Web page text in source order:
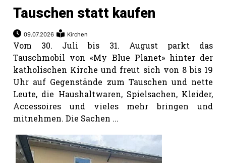
Tauschen statt kaufen
09.07.2026 Kirchen
Vom 30. Juli bis 31. August parkt das
Tauschmobil von «My Blue Planet» hinter der
katholischen Kirche und freut sich von 8 bis 19
Uhr auf Gegenstände zum Tauschen und nette
Leute, die Haushaltwaren, Spielsachen, Kleider,
Accessoires und vieles mehr bringen und
mitnehmen. Die Sachen ...